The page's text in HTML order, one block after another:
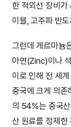
한 적외선 장비가
이블, 고주파 반
그런데 게르마늄
아연(Zinc)이나
이로 인해 전 세
중국에 크게 의존
의 54%는 중국
산 원료를 정제한